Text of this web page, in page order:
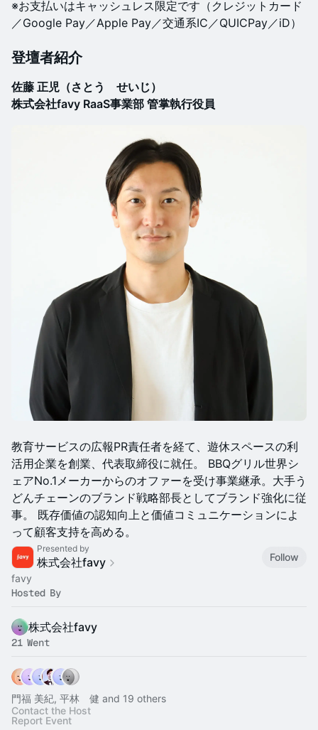
※お支払いはキャッシュレス限定です（クレジットカード
／Google Pay／Apple Pay／交通系IC／QUICPay／iD）
​​​​登壇者紹介
佐藤 正児（さとう せいじ）
株式会社favy RaaS事業部 管掌執行役員
​教育サービスの広報PR責任者を経て、遊休スペースの利
活用企業を創業、代表取締役に就任。 BBQグリル世界シ
ェアNo.1メーカーからのオファーを受け事業継承。大手う
どんチェーンのブランド戦略部長としてブランド強化に従
事。 既存価値の認知向上と価値コミュニケーションによ
って顧客支持を高める。
Presented by
株式会社favy
Follow
favy
Hosted By
株式会社favy
21 Went
門福 美紀, 平林 健 and 19 others
Contact the Host
Report Event